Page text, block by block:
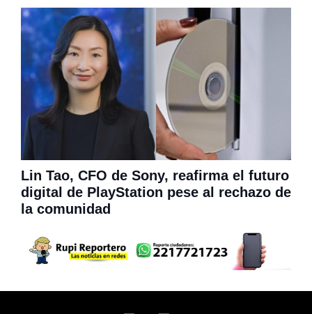
Lin Tao, CFO de Sony, reafirma el futuro
digital de PlayStation pese al rechazo de
la comunidad